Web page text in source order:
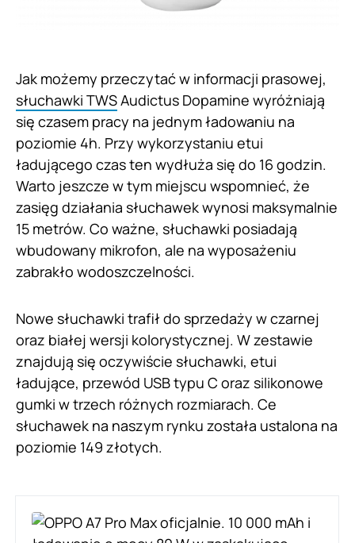
Jak możemy przeczytać w informacji prasowej,
słuchawki TWSAudictus Dopamine wyróżniają
się czasem pracy na jednym ładowaniu na
poziomie 4h. Przy wykorzystaniu etui
ładującego czas ten wydłuża się do 16 godzin.
Warto jeszcze w tym miejscu wspomnieć, że
zasięg działania słuchawek wynosi maksymalnie
15 metrów. Co ważne, słuchawki posiadają
wbudowany mikrofon, ale na wyposażeniu
zabrakło wodoszczelności.
Nowe słuchawki trafił do sprzedaży w czarnej
oraz białej wersji kolorystycznej. W zestawie
znajdują się oczywiście słuchawki, etui
ładujące, przewód USB typu C oraz silikonowe
gumki w trzech różnych rozmiarach. Ce
słuchawek na naszym rynku została ustalona na
poziomie 149 złotych.